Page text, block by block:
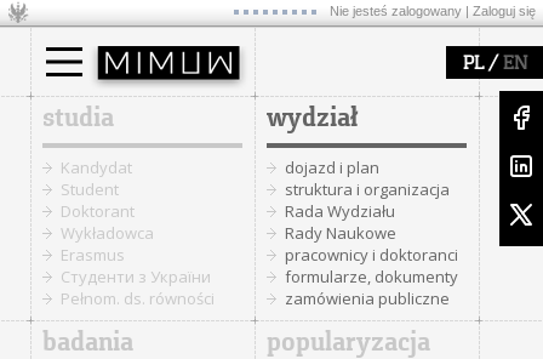
Nie jesteś zalogowany | Zaloguj się
PL/ EN
studia
Kandydat
Student
Doktorant
Wykładowca
Erasmus
Cтуденти з України
Pełnom. ds. równości
wydział
dojazd i plan
struktura i organizacja
Rada Wydziału
Rady Naukowe
pracownicy i doktoranci
formularze, dokumenty
zamówienia publiczne
badania popularyzacja